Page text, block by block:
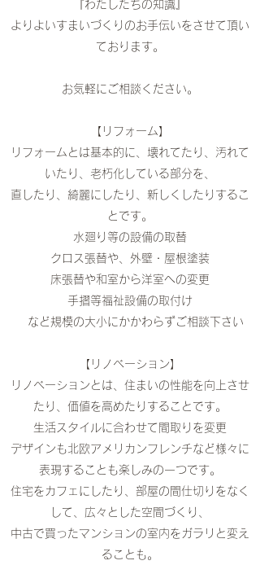
『わたしたちの知識』
よりよいすまいづくりのお手伝いをさせて頂い
ております。
お気軽にご相談ください。
【リフォーム】
リフォームとは基本的に、壊れてたり、汚れて
いたり、老朽化している部分を、
直したり、綺麗にしたり、新しくしたりするこ
とです。
水廻り等の設備の取替
クロス張替や、外壁・屋根塗装
床張替や和室から洋室への変更
手摺等福祉設備の取付け
​ など規模の大小にかかわらずご相談下さい
【リノベーション】
リノベーションとは、住まいの性能を向上させ
たり、価値を高めたりすることです。
生活スタイルに合わせて間取りを変更
デザインも北欧アメリカンフレンチなど様々に
表現することも楽しみの一つです。
住宅をカフェにしたり、部屋の間仕切りをなく
して、広々とした空間づくり、
中古で買ったマンションの室内をガラリと変え
ることも。